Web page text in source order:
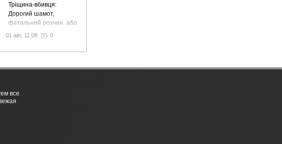
Тріщина-вбивця:
Дорогий шамот,
фатальний розчин, або
як звичайний цемент
у спальню
01 авг, 11:08 0
все